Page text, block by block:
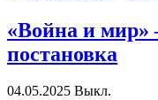
«Война и мир»
постановка
04.05.2025 Выкл.